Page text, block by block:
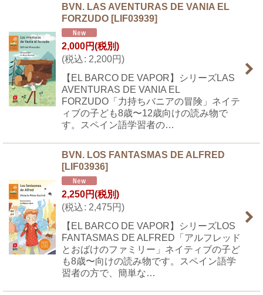
BVN. LAS AVENTURAS DE VANIA EL
FORZUDO [LIF03939]
2,000円(税別)
(税込: 2,200円)
【EL BARCO DE VAPOR】シリーズLAS
AVENTURAS DE VANIA EL
FORZUDO「力持ちバニアの冒険」ネイテ
ィブの子ども8歳〜12歳向けの読み物で
す。スペイン語学習者の…
BVN. LOS FANTASMAS DE ALFRED
[LIF03936]
2,250円(税別)
(税込: 2,475円)
【EL BARCO DE VAPOR】シリーズLOS
FANTASMAS DE ALFRED「アルフレッド
とおばけのファミリー」ネイティブの子ど
も8歳〜向けの読み物です。スペイン語学
習者の方で、簡単な…